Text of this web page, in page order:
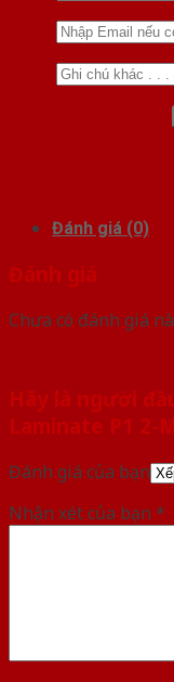
Đánh giá (0)
Đánh giá
Chưa có đánh giá
Hãy là người
Laminate P1 2-
Đánh giá của bạn
Nhận xét của bạn *